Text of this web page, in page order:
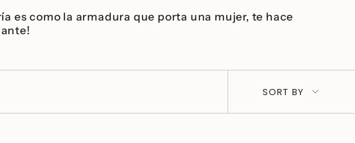
es como la armadura que porta una mujer, te hace
Sort
by
SORT BY